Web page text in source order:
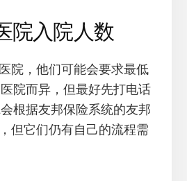
院入院人数
院，他们可能会要求最低
院而异，但最好先打电话
根据友邦保险系统的友邦
但它们仍有自己的流程需